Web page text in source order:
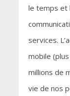
le temps et
services.
mobile
millions de
vie de nos